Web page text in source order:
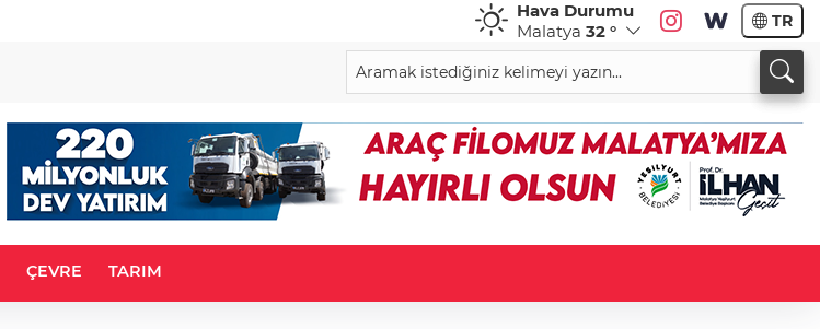
Hava Durumu
Malatya 32 ° TR
ÇEVRE TARIM